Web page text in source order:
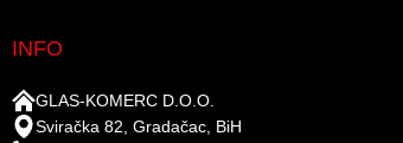
INFO
GLAS-KOMERC D.O.O.
Sviračka 82, Gradačac, BiH